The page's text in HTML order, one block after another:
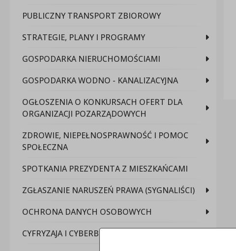
PUBLICZNY TRANSPORT ZBIOROWY
STRATEGIE, PLANY I PROGRAMY
GOSPODARKA NIERUCHOMOŚCIAMI
GOSPODARKA WODNO - KANALIZACYJNA
OGŁOSZENIA O KONKURSACH OFERT DLA
ORGANIZACJI POZARZĄDOWYCH
ZDROWIE, NIEPEŁNOSPRAWNOŚĆ I POMOC
SPOŁECZNA
SPOTKANIA PREZYDENTA Z MIESZKAŃCAMI
ZGŁASZANIE NARUSZEŃ PRAWA (SYGNALIŚCI)
OCHRONA DANYCH OSOBOWYCH
CYFRYZAJA I CYBERBEZPIECZEŃSTWO